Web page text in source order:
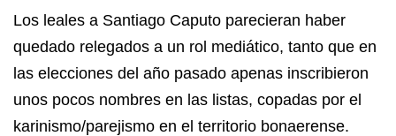
Los leales a Santiago Caputo parecieran haber
quedado relegados a un rol mediático, tanto que en
las elecciones del año pasado apenas inscribieron
unos pocos nombres en las listas, copadas por el
karinismo/parejismo en el territorio bonaerense.